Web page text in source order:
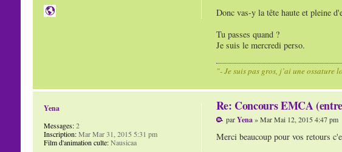
Donc vas-y la tête haute et pleine
Tu passes quand ?
Je suis le mercredi perso.
"- Je suis pas gros, j’ai une ossature
Re: Concours EMCA
parYena» Mar Mai 12, 2015 4:47 pm
Merci beaucoup pour vos retours
Yena
Messages:2
Inscription:Mar Mar 31, 2015 5:31 pm
Film d'animation culte:Nausicaa